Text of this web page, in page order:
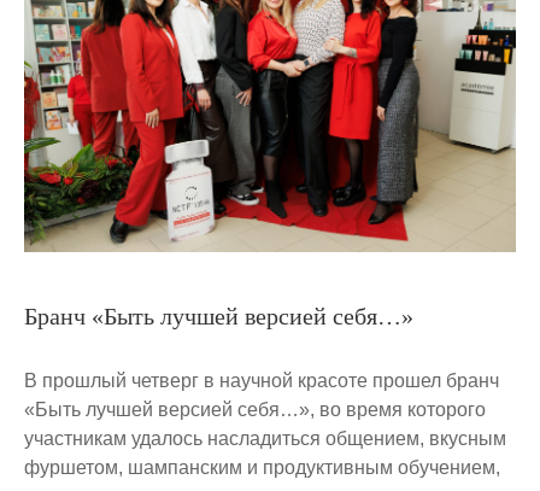
Бранч «Быть лучшей версией себя…»
В прошлый четверг в научной красоте прошел бранч
«Быть лучшей версией себя…», во время которого
участникам удалось насладиться общением, вкусным
фуршетом, шампанским и продуктивным обучением,